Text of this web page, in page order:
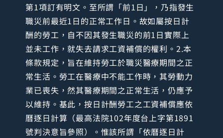
第1項訂有明文。至所謂「前1日」，乃指發生
職災前最近1日的正常工作日。故如屬按日計
酬的勞工，自不因其發生職災的前1日實際上
並未工作，就失去請求工資補償的權利。2.本
條款規定，旨在維持勞工於職災醫療期間之正
常生活。勞工在醫療中不能工作時，其勞動力
業已喪失，然其醫療期間之正常生活，仍應予
以維持。基此，按日計酬勞工之工資補償應依
曆逐日計算（最高法院102年度台上字第1891
號判決意旨參照）。惟該所謂「依曆逐日計